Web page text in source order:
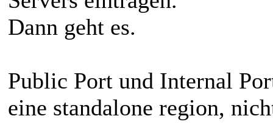
Dann geht es.
Public Port und Internal
eine standalone region,